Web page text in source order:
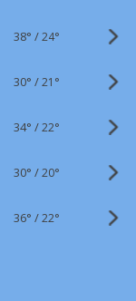
38° /24°
30° /21°
34° /22°
30° /20°
36° /22°